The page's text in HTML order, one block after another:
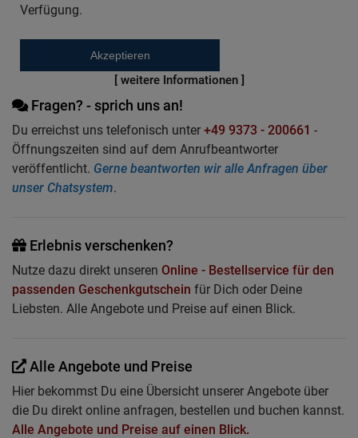
Verfügung.
Akzeptieren
[ weitere Informationen ]
Fragen? - sprich uns an!
Du erreichst uns telefonisch unter +49 9373 - 200661 -
Öffnungszeiten sind auf dem Anrufbeantworter
veröffentlicht. Gerne beantworten wir alle Anfragen über
unser Chatsystem.
Erlebnis verschenken?
Nutze dazu direkt unseren Online - Bestellservice für den
passenden Geschenkgutschein für Dich oder Deine
Liebsten. Alle Angebote und Preise auf einen Blick.
Alle Angebote und Preise
Hier bekommst Du eine Übersicht unserer Angebote über
die Du direkt online anfragen, bestellen und buchen kannst.
Alle Angebote und Preise auf einen Blick.